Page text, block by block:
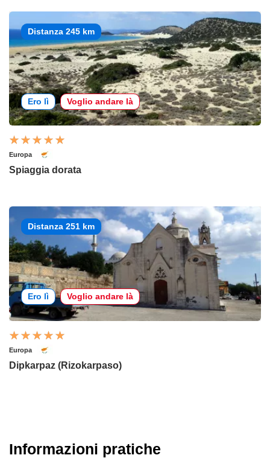
Distanza 245 km
Ero lì Voglio andare là
Europa
Spiaggia dorata
Distanza 251 km
Ero lì Voglio andare là
Europa
Dipkarpaz (Rizokarpaso)
Informazioni pratiche